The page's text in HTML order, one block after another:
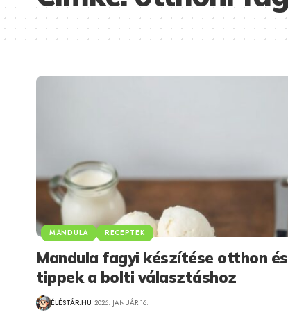
MANDULA RECEPTEK
Mandula fagyi készítése otthon és
tippek a bolti választáshoz
ÉLÉSTÁR.HU 2026. JANUÁR 16.